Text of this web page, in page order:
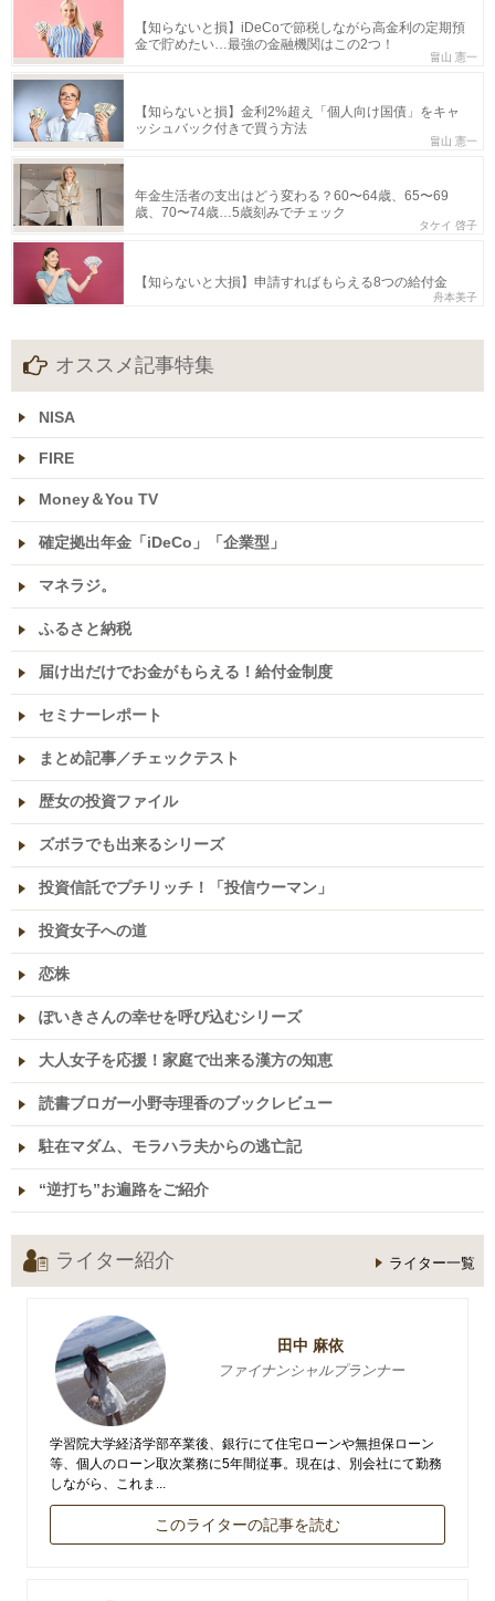
【知らないと損】iDeCoで節税しながら高金利の定期預
金で貯めたい…最強の金融機関はこの2つ！
畠山 憲一
【知らないと損】金利2%超え「個人向け国債」をキャ
ッシュバック付きで買う方法
畠山 憲一
年金生活者の支出はどう変わる？60〜64歳、65〜69
歳、70〜74歳…5歳刻みでチェック
タケイ 啓子
【知らないと大損】申請すればもらえる8つの給付金
舟本美子
オススメ記事特集
NISA
FIRE
Money＆You TV
確定拠出年金「iDeCo」「企業型」
マネラジ。
ふるさと納税
届け出だけでお金がもらえる！給付金制度
セミナーレポート
まとめ記事／チェックテスト
歴女の投資ファイル
ズボラでも出来るシリーズ
投資信託でプチリッチ！「投信ウーマン」
投資女子への道
恋株
ぽいきさんの幸せを呼び込むシリーズ
大人女子を応援！家庭で出来る漢方の知恵
読書ブロガー小野寺理香のブックレビュー
駐在マダム、モラハラ夫からの逃亡記
“逆打ち”お遍路をご紹介
ライター紹介 ライター一覧
田中 麻依
ファイナンシャルプランナー
学習院大学経済学部卒業後、銀行にて住宅ローンや無担保ローン
等、個人のローン取次業務に5年間従事。現在は、別会社にて勤務
しながら、これま...
このライターの記事を読む